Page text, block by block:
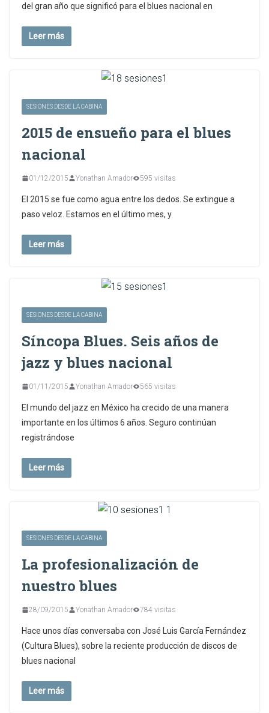
del gran año que significó para el blues nacional en
Leer más
SESIONES DESDE LA CABINA
2015 de ensueño para el blues
nacional
01/12/2015 Yonathan Amador 595 visitas
El 2015 se fue como agua entre los dedos. Se extingue a
paso veloz. Estamos en el último mes, y
Leer más
SESIONES DESDE LA CABINA
Síncopa Blues. Seis años de
jazz y blues nacional
01/11/2015 Yonathan Amador 565 visitas
El mundo del jazz en México ha crecido de una manera
importante en los últimos 6 años. Seguro continúan
registrándose
Leer más
SESIONES DESDE LA CABINA
La profesionalización de
nuestro blues
28/09/2015 Yonathan Amador 784 visitas
Hace unos días conversaba con José Luis García Fernández
(Cultura Blues), sobre la reciente producción de discos de
blues nacional
Leer más